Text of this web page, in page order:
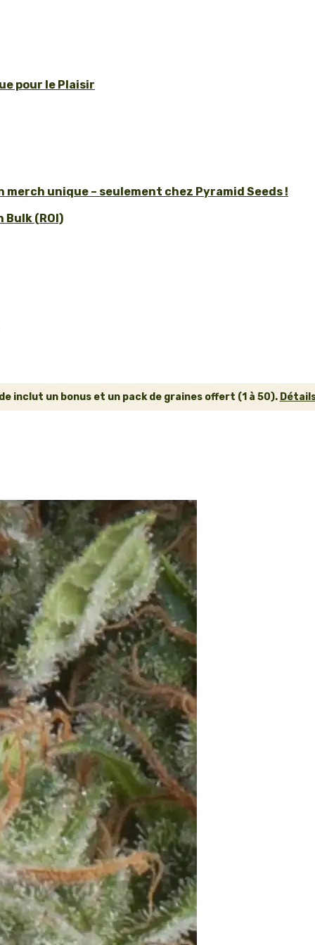
pour le Plaisir
unique – seulement chez Pyramid Seeds !
Bulk (ROI)
inclut un bonus et un pack de graines offert (1 à 50).